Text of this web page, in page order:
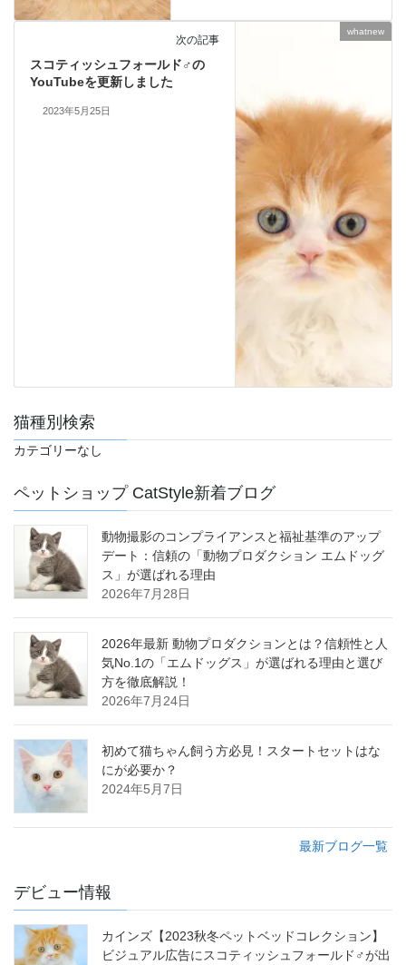
whatnew
次の記事
スコティッシュフォールド♂の
YouTubeを更新しました
2023年5月25日
猫種別検索
カテゴリーなし
ペットショップ CatStyle新着ブログ
動物撮影のコンプライアンスと福祉基準のアップ
デート：信頼の「動物プロダクション エムドッグ
ス」が選ばれる理由
2026年7月28日
2026年最新 動物プロダクションとは？信頼性と人
気No.1の「エムドッグス」が選ばれる理由と選び
方を徹底解説！
2026年7月24日
初めて猫ちゃん飼う方必見！スタートセットはな
にが必要か？
2024年5月7日
最新ブログ一覧
デビュー情報
カインズ【2023秋冬ペットベッドコレクション】
ビジュアル広告にスコティッシュフォールド♂が出